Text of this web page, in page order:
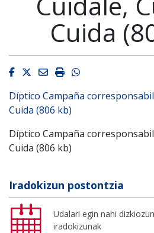
Cuida
Facebook
Twitter
EmailImprimirWhatsapp
Díptico Campaña
Cuida (806 kb)
Díptico Campaña
Cuida (806 kb)
Iradokizun postontzia
Udalari egin nahi
iradokizunak